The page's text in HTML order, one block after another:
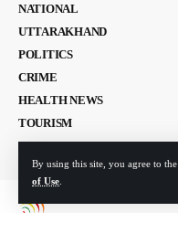
By using this site, you agree to the
of Use
NATIONAL
UTTARAKHAND
POLITICS
CRIME
HEALTH NEWS
TOURISM